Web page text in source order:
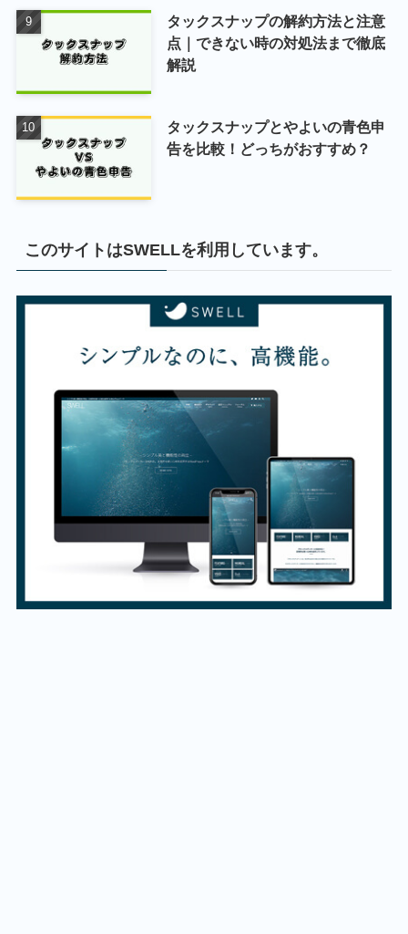
タックスナップの解約方法と注意
点｜できない時の対処法まで徹底
解説
タックスナップとやよいの青色申
告を比較！どっちがおすすめ？
このサイトはSWELLを利用しています。